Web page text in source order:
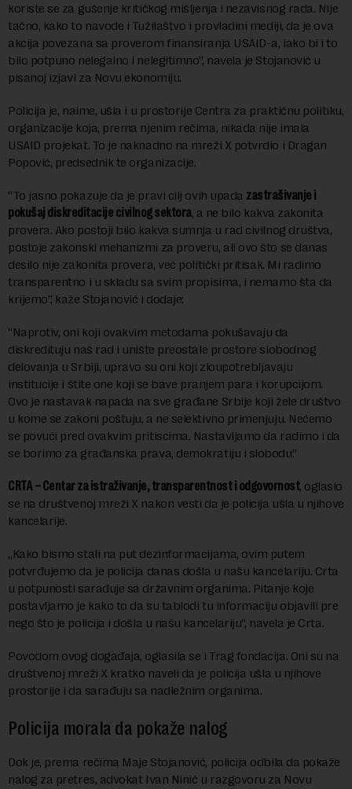
koriste se za gušenje kritičkog mišljenja i nezavisnog rada. Nije
tačno, kako to navode i Tužilaštvo i provladini mediji, da je ova
akcija povezana sa proverom finansiranja USAID-a, iako bi i to
bilo potpuno nelegalno i nelegitimno”, navela je Stojanović u
pisanoj izjavi za Novu ekonomiju.
Policija je, naime, ušla i u prostorije Centra za praktičnu politiku,
organizacije koja, prema njenim rečima, nikada nije imala
USAID projekat. To je naknadno na mreži X potvrdio i Dragan
Popović, predsednik te organizacije.
“To jasno pokazuje da je pravi cilj ovih upada zastrašivanje i
pokušaj diskreditacije civilnog sektora, a ne bilo kakva zakonita
provera. Ako postoji bilo kakva sumnja u rad civilnog društva,
postoje zakonski mehanizmi za proveru, ali ovo što se danas
desilo nije zakonita provera, već politički pritisak. Mi radimo
transparentno i u skladu sa svim propisima, i nemamo šta da
krijemo”, kaže Stojanović i dodaje:
“Naprotiv, oni koji ovakvim metodama pokušavaju da
diskredituju naš rad i unište preostale prostore slobodnog
delovanja u Srbiji, upravo su oni koji zloupotrebljavaju
institucije i štite one koji se bave pranjem para i korupcijom.
Ovo je nastavak napada na sve građane Srbije koji žele društvo
u kome se zakoni poštuju, a ne selektivno primenjuju. Nećemo
se povući pred ovakvim pritiscima. Nastavljamo da radimo i da
se borimo za građanska prava, demokratiju i slobodu.”
CRTA – Centar za istraživanje, transparentnost i odgovornost, oglasio
se na društvenoj mreži X nakon vesti da je policija ušla u njihove
kancelarije.
„Kako bismo stali na put dezinformacijama, ovim putem
potvrđujemo da je policija danas došla u našu kancelariju. Crta
u potpunosti sarađuje sa državnim organima. Pitanje koje
postavljamo je kako to da su tablodi tu informaciju objavili pre
nego što je policija i došla u našu kancelariju”, navela je Crta.
Povodom ovog događaja, oglasila se i Trag fondacija. Oni su na
društvenoj mreži X kratko naveli da je policija ušla u njihove
prostorije i da sarađuju sa nadležnim organima.
Policija morala da pokaže nalog
Dok je, prema rečima Maje Stojanović, policija odbila da pokaže
nalog za pretres, advokat Ivan Ninić u razgovoru za Novu